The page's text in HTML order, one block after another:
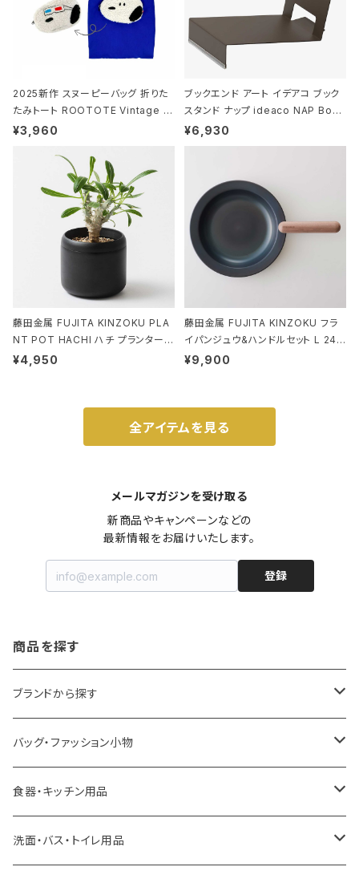
2025新作 スヌーピーバッグ 折りた
たみトート ROOTOTE Vintage P
EANUTS ROO-shopper mid 84
ド.ピーナッツ-0P 3Dグラス
¥3,960
ブックエンド アート イデアコ ブック
スタンド ナップ ideaco NAP Book
stand ブラウン
¥6,930
藤田金属 FUJITA KINZOKU PLA
NT POT HACHI ハチ プランターポ
ット 3号 ブラック
¥4,950
藤田金属 FUJITA KINZOKU フラ
イパンジュウ&ハンドルセット L 24c
m ガス火・IH対応 鉄フライパン ウォ
¥9,900
全アイテムを見る
メールマガジンを受け取る
新商品やキャンペーンなどの
最新情報をお届けいたします。
登録
商品を探す
ブランドから探す
LOQI
ideaco
a.depeche
バッグ・ファッション小物
エコバッグ
アクセサリー
食器・キッチン用品
キッチンラック
洗面・バス・トイレ用品